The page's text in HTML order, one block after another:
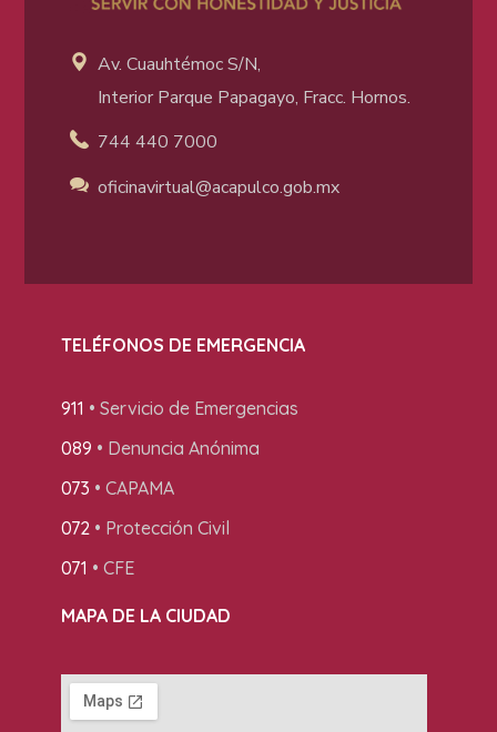
Av. Cuauhtémoc S/N,
Interior Parque Papagayo, Fracc. Hornos.
744 440 7000
oficinavirtual@acapulco.gob.mx
TELÉFONOS DE EMERGENCIA
911 • Servicio de Emergencias
089 • Denuncia Anónima
073 • CAPAMA
072• Protección Civil
071 • CFE
MAPA DE LA CIUDAD